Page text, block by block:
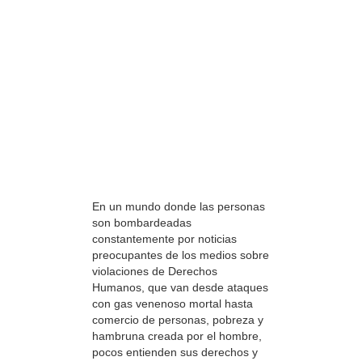
En un mundo donde las personas
son bombardeadas
constantemente por noticias
preocupantes de los medios sobre
violaciones de Derechos
Humanos, que van desde ataques
con gas venenoso mortal hasta
comercio de personas, pobreza y
hambruna creada por el hombre,
pocos entienden sus derechos y